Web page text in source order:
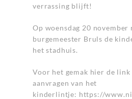
verrassing blijft!
Op woensdag 20 november
burgemeester Bruls de
het stadhuis.
Voor het gemak hier de
aanvragen van het
kinderlintje: https://